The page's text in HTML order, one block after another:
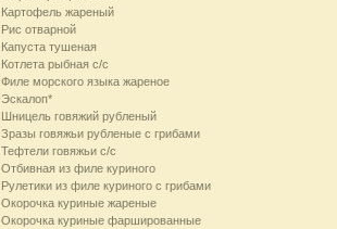
Картофель жареный
Рис отварной
Капуста тушеная
Котлета рыбная с/с
Филе морского языка жареное
Эскалоп*
Шницель говяжий рубленый
Зразы говяжьи рубленые с грибами
Тефтели говяжьи с/с
Отбивная из филе куриного
Рулетики из филе куриного с грибами
Окорочка куриные жареные
Окорочка куриные фаршированные